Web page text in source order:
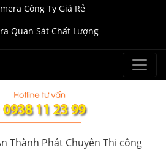
Công Ty Giá Rẻ
Quan Sát Chất Lượng
Thành Phát Chuyên Thi công